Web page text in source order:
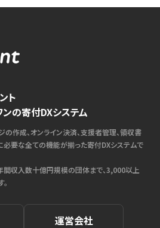
ト
の寄付DXシステム
の作成、オンライン決済、支援者管理、領収書
必要な全ての機能が揃った寄付DXシステムで
間収入数十億円規模の団体まで、3,000以上
運営会社